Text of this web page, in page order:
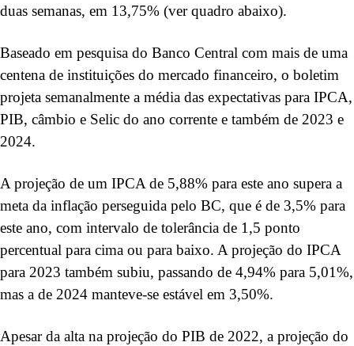
duas semanas, em 13,75% (ver quadro abaixo).
Baseado em pesquisa do Banco Central com mais de uma
centena de instituições do mercado financeiro, o boletim
projeta semanalmente a média das expectativas para IPCA,
PIB, câmbio e Selic do ano corrente e também de 2023 e
2024.
A projeção de um IPCA de 5,88% para este ano supera a
meta da inflação perseguida pelo BC, que é de 3,5% para
este ano, com intervalo de tolerância de 1,5 ponto
percentual para cima ou para baixo. A projeção do IPCA
para 2023 também subiu, passando de 4,94% para 5,01%,
mas a de 2024 manteve-se estável em 3,50%.
Apesar da alta na projeção do PIB de 2022, a projeção do